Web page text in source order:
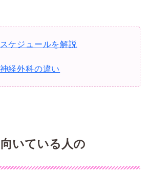
ケジュールを解説
経外科の違い
いている人の